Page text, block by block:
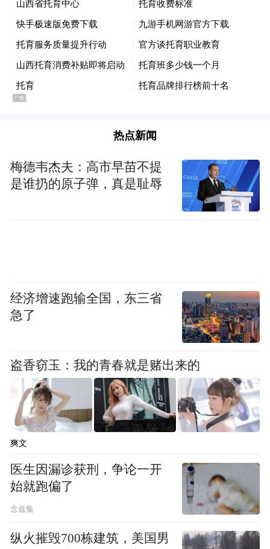
热点新闻
梅德韦杰夫：高市早苗不提
是谁扔的原子弹，真是耻辱
经济增速跑输全国，东三省
急了
盗香窃玉：我的青春就是赌出来的
爽文
医生因漏诊获刑，争论一开
始就跑偏了
念兹集
纵火摧毁700栋建筑，美国男